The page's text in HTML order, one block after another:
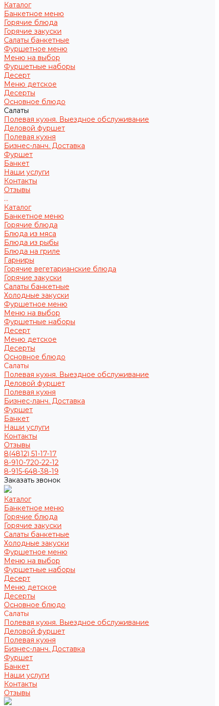
Каталог
Банкетное меню
Горячие блюда
Горячие закуски
Салаты банкетные
Фуршетное меню
Меню на выбор
Фуршетные наборы
Десерт
Меню детское
Десерты
Основное блюдо
Салаты
Полевая кухня. Выездное обслуживание
Деловой фуршет
Полевая кухня
Бизнес-ланч. Доставка
Фуршет
Банкет
Наши услуги
Контакты
Отзывы
...
Каталог
Банкетное меню
Горячие блюда
Блюда из мяса
Блюда из рыбы
Блюда на гриле
Гарниры
Горячие вегетарианские блюда
Горячие закуски
Салаты банкетные
Холодные закуски
Фуршетное меню
Меню на выбор
Фуршетные наборы
Десерт
Меню детское
Десерты
Основное блюдо
Салаты
Полевая кухня. Выездное обслуживание
Деловой фуршет
Полевая кухня
Бизнес-ланч. Доставка
Фуршет
Банкет
Наши услуги
Контакты
Отзывы
8(4812) 51-17-17
8-910-720-22-12
8-915-648-38-19
Заказать звонок
Каталог
Банкетное меню
Горячие блюда
Горячие закуски
Салаты банкетные
Холодные закуски
Фуршетное меню
Меню на выбор
Фуршетные наборы
Десерт
Меню детское
Десерты
Основное блюдо
Салаты
Полевая кухня. Выездное обслуживание
Деловой фуршет
Полевая кухня
Бизнес-ланч. Доставка
Фуршет
Банкет
Наши услуги
Контакты
Отзывы